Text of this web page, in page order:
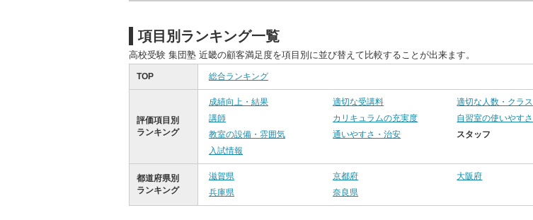
項目別ランキング一覧
高校受験 集団塾 近畿の顧客満足度を項目別に並び替えて比較することが出来ます。
TOP 総合ランキング
評価項目別
ランキング
成績向上・結果 適切な受講料
適切な人数・クラス
講師
カリキュラムの充実度
自習室の使いやすさ
教室の設備・雰囲気
通いやすさ・治安
スタッフ
入試情報
都道府県別
ランキング
滋賀県 京都府
大阪府
兵庫県
奈良県